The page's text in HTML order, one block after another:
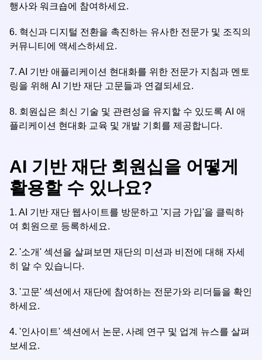
행사와 워크숍에 참여하세요.
6. 혁신과 디지털 전환을 촉진하는 유사한 전문가 및 조직의
커뮤니티에 액세스하세요.
7. AI 기반 애플리케이션 현대화를 위한 전문가 지침과 멘토
링을 위해 AI 기반 재단 고문들과 연결되세요.
8. 회원십은 최신 기술 및 관련성을 유지할 수 있도록 AI 애
플리케이션 현대화 교육 및 개발 기회를 제공합니다.
AI 기반 재단 회원십을 어떻게
활용할 수 있나요?
1. AI 기반 재단 웹사이트를 방문하고 '지금 가입'을 클릭하
여 회원으로 등록하세요.
2. '소개' 섹션을 살펴보면 재단의 미션과 비전에 대해 자세
히 알 수 있습니다.
3. '고문' 섹션에서 재단에 참여하는 전문가와 리더들을 확인
하세요.
4. '인사이트' 섹션에서 논문, 사례 연구 및 업계 뉴스를 살펴
보세요.